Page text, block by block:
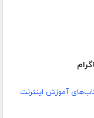
آموزش اینترنت